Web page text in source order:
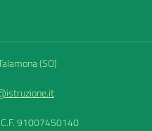
(SO)
91007450140